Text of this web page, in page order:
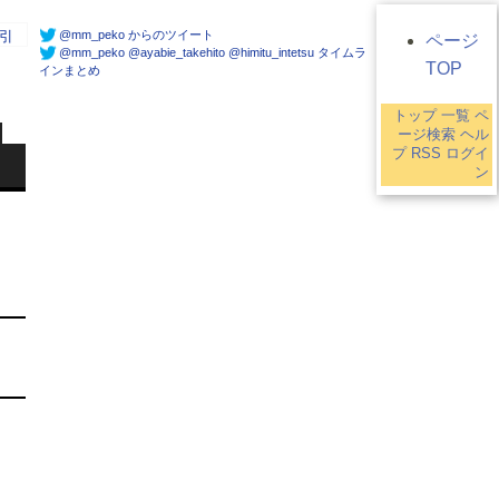
@mm_peko からのツイート
@mm_peko @ayabie_takehito @himitu_intetsu タイムラ
インまとめ
ページ
TOP
トップ 一覧 ペ
ージ検索 ヘル
プ RSS ログイ
ン